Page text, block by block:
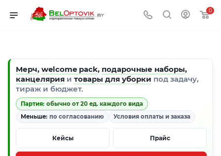
0
Мерч, welcome pack, подарочные наборы,
канцелярия и товары для уборки под задачу,
тираж и бюджет.
Партия: обычно от 20 ед. каждого вида
Меньше: по согласованию Условия оплаты и заказа
Кейсы Прайс